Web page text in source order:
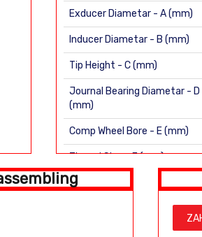
Exducer Diametar - A (mm)
Inducer Diametar - B (mm)
Tip Height - C (mm)
Journal Bearing Diametar - D
(mm)
Comp Wheel Bore - E (mm)
Theard Size - F (mm)
H (mm)